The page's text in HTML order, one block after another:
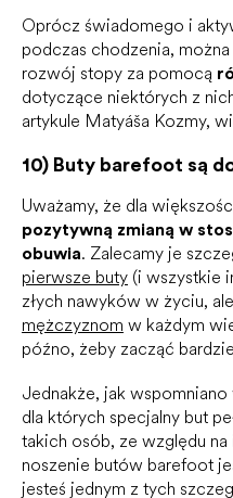
Oprócz świadomego i
podczas chodzenia,
rozwój stopy za pomocą
dotyczące niektórych z
artykule Matyáša Kozmy,
10) Buty barefoot są
Uważamy, że dla
pozytywną zmianą w
obuwia. Zalecamy je
pierwsze buty (i wszystkie
złych nawyków w życiu,
mężczyznom w każdym
późno, żeby zacząć
Jednakże, jak
dla których specjalny but
takich osób, ze względu
noszenie butów barefoot
jesteś jednym z tych